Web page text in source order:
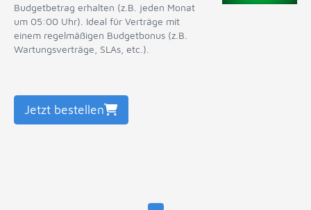
Budgetbetrag erhalten (z.B. jeden Monat
um 05:00 Uhr). Ideal für Verträge mit
einem regelmäßigen Budgetbonus (z.B.
Wartungsverträge, SLAs, etc.).
Jetzt bestellen